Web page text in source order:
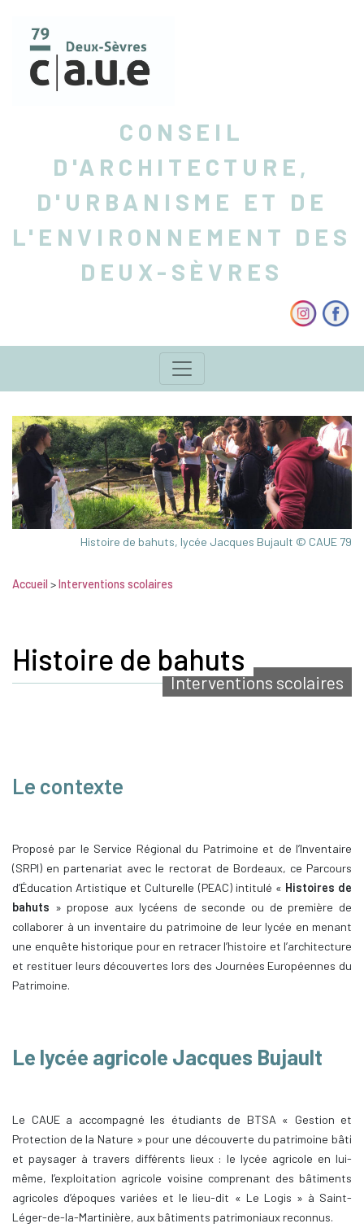
CONSEIL
D'ARCHITECTURE,
D'URBANISME ET DE
L'ENVIRONNEMENT DES
DEUX-SÈVRES
Histoire de bahuts, lycée Jacques Bujault © CAUE 79
Accueil >Interventions scolaires
Histoire de bahuts
Interventions scolaires
Le contexte
Proposé par le Service Régional du Patrimoine et de l’Inventaire
(SRPI) en partenariat avec le rectorat de Bordeaux, ce Parcours
d’Éducation Artistique et Culturelle (PEAC) intitulé « Histoires de
bahuts » propose aux lycéens de seconde ou de première de
collaborer à un inventaire du patrimoine de leur lycée en menant
une enquête historique pour en retracer l’histoire et l’architecture
et restituer leurs découvertes lors des Journées Européennes du
Patrimoine.
Le lycée agricole Jacques Bujault
Le CAUE a accompagné les étudiants de BTSA « Gestion et
Protection de la Nature » pour une découverte du patrimoine bâti
et paysager à travers différents lieux : le lycée agricole en lui-
même, l’exploitation agricole voisine comprenant des bâtiments
agricoles d’époques variées et le lieu-dit « Le Logis » à Saint-
Léger-de-la-Martinière, aux bâtiments patrimoniaux reconnus.